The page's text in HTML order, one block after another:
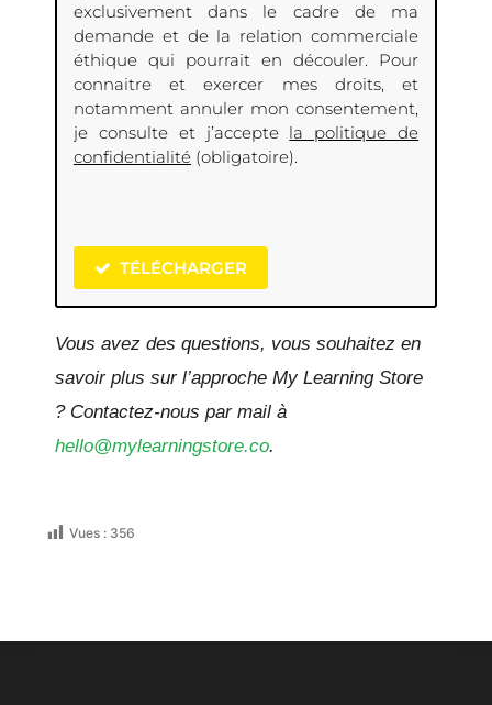
exclusivement dans le cadre de ma
demande et de la relation commerciale
éthique qui pourrait en découler. Pour
connaitre et exercer mes droits, et
notamment annuler mon consentement,
je consulte et j’accepte la politique de
confidentialité (obligatoire).
TÉLÉCHARGER
Vous avez des questions, vous souhaitez en
savoir plus sur l’approche My Learning Store
? Contactez-nous par mail à
hello@mylearningstore.co.
Vues : 356